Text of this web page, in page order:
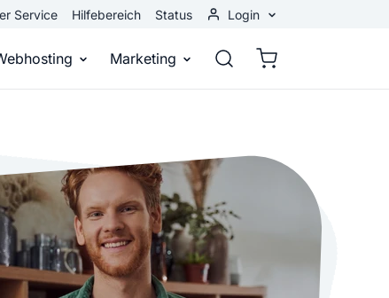
Service Hilfebereich Status Login
Kundenbereich
Webmail
überall
ohne Programmierkenntnisse
Domains, E-Mails und Datenbanken
Rankingcoach
Schnell und einfach an die Spitze bei Google
Marketing
Bessere Platzierung in
Google Anzeigen
Sofort sichtbar bei Google